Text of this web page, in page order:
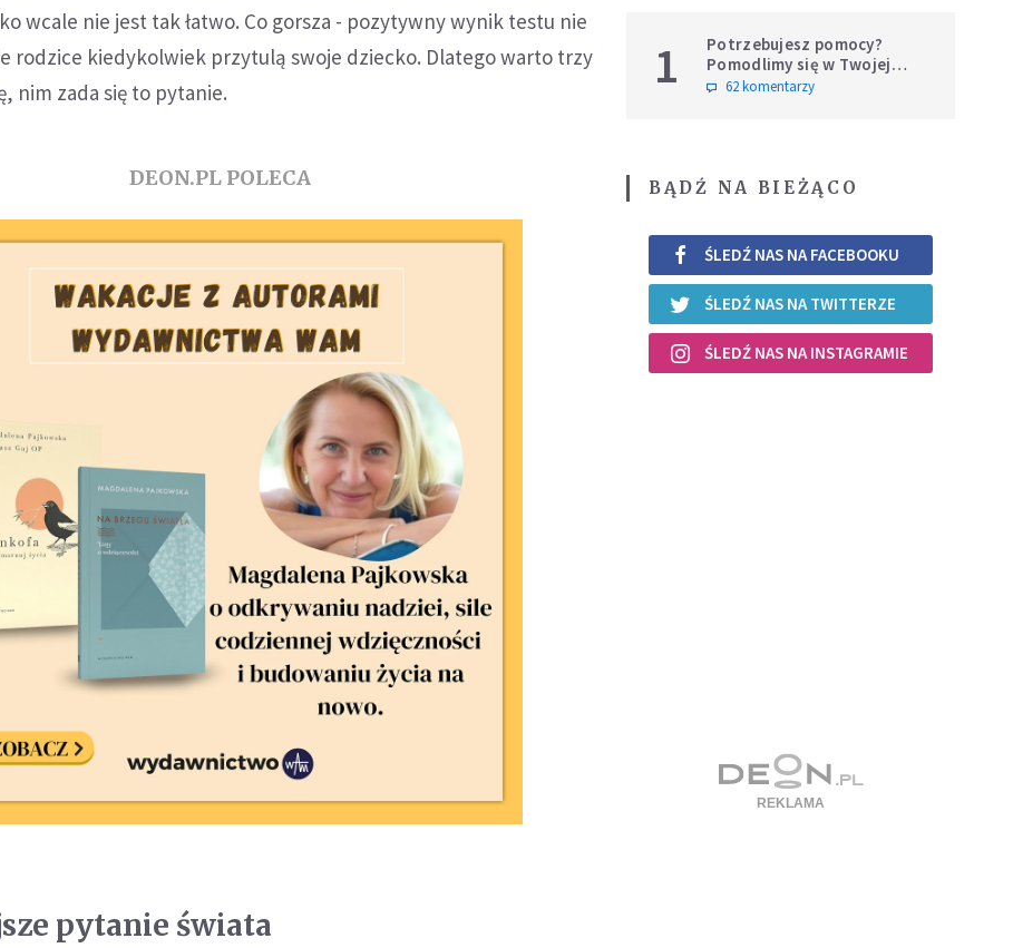
wcale nie jest tak łatwo. Co gorsza - pozytywny wynik testu nie
rodzice kiedykolwiek przytulą swoje dziecko. Dlatego warto trzy
nim zada się to pytanie.
DEON.PL POLECA
pytanie świata
1
Potrzebujesz pomocy?
Pomodlimy się w Twojej
intencji
62 komentarzy
BĄDŹ NA BIEŻĄCO
ŚLEDŹ NAS NA FACEBOOKU
ŚLEDŹ NAS NA TWITTERZE
ŚLEDŹ NAS NA INSTAGRAMIE